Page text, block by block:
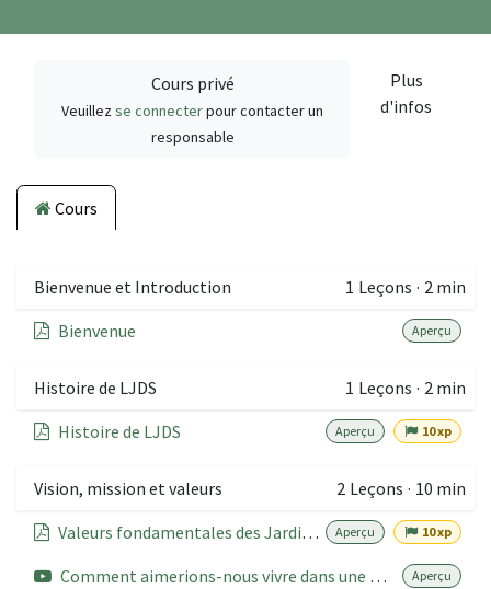
Cours privé
Veuillezse connecterpour contacter un
responsable
Plus
d'infos
Cours
Bienvenue et Introduction 1 Leçons · 2 min
Bienvenue
Aperçu
Histoire de LJDS 1 Leçons · 2 min
Histoire de LJDS
Aperçu 10 xp
Vision, mission et valeurs 2 Leçons · 10 min
Valeurs fondamentales des Jardins de Scailmont
Aperçu 10 xp
Comment aimerions-nous vivre dans une maison de repos (vie) ? Aperçu